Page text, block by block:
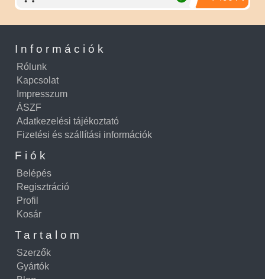
Információk
Rólunk
Kapcsolat
Impresszum
ÁSZF
Adatkezelési tájékoztató
Fizetési és szállítási információk
Fiók
Belépés
Regisztráció
Profil
Kosár
Tartalom
Szerzők
Gyártók